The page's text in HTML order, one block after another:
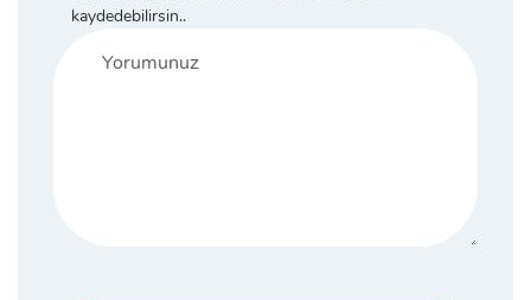
kaydedebilirsin..